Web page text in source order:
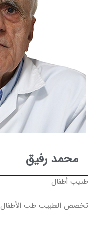
محمد رفیق
طبيب أطفال
تخصص الطبيب طب الأطفال